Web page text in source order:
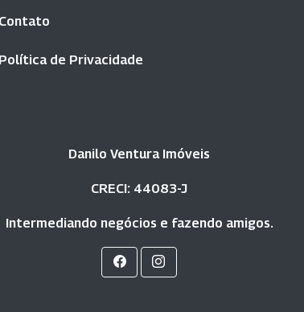
Contato
Política de Privacidade
Danilo Ventura Imóveis
CRECI: 44083-J
Intermediando negócios e fazendo amigos.